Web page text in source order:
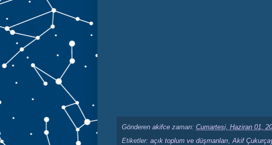
Gönderen akifce zaman: Cumartesi, Haziran 01,
Etiketler: açık toplum ve düşmanları Akif